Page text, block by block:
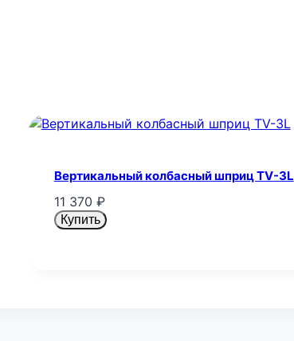
Вертикальный колбасный шприц TV-3L
11 370 ₽
Купить